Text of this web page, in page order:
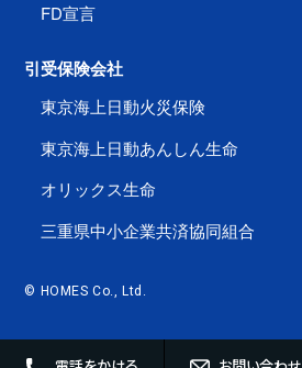
FD宣言
引受保険会社
東京海上日動火災保険
東京海上日動あんしん生命
オリックス生命
三重県中小企業共済協同組合
© HOMES Co., Ltd.